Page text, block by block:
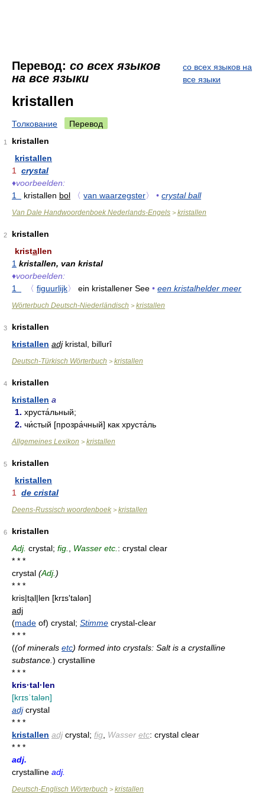
Перевод: со всех языков
на все языки
со всех языков на
все языки
kristallen
Толкование Перевод
1
kristallen
kristallen
1
crystal
♦voorbeelden:
1
kristallen bol 〈 van waarzegster〉 • crystal ball
Van Dale Handwoordenboek Nederlands-Engels > kristallen
2
kristallen
kristallen
1 kristallen, van kristal
♦voorbeelden:
1
〈 figuurlijk〉 ein kristallener See • een kristalhelder meer
Wörterbuch Deutsch-Niederländisch > kristallen
3
kristallen
kristallen adjkristal, billurî
Deutsch-Türkisch Wörterbuch > kristallen
4
kristallen
kristallen a
1. хруста́льный;
2. чи́стый [прозра́чный] как хруста́ль
Allgemeines Lexikon > kristallen
5
kristallen
kristallen
1
de cristal
Deens-Russisch woordenboek > kristallen
6
kristallen
Adj. crystal; fig. Wasser etc. : crystal clear
* * *
crystal (Adj. )
* * *
kris|tạl|len [krɪs'talən]
adj
(made of) crystal; Stimme crystal-clear
* * *
((of minerals etc) formed into crystals: Salt is a crystalline
substance. ) crystalline
* * *
kris·tal·len
[krɪsˈtalən]
adjcrystal
* * *
kristallen adjcrystal; fig Wasser etc: crystal clear
* * *
adj.
crystalline adj.
Deutsch-Englisch Wörterbuch > kristallen